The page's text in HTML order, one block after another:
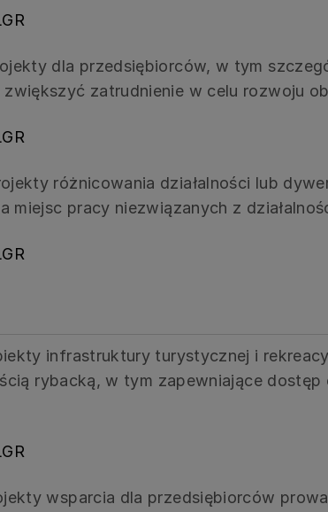
dla przedsiębiorców, w tym
zatrudnienie w celu rozwoju
różnicowania działalności lub
pracy niezwiązanych z
infrastruktury turystycznej i
rybacką, w tym zapewniające
wsparcia dla przedsiębiorców